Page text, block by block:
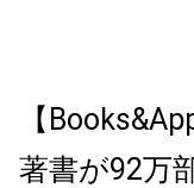
【
著書が92万